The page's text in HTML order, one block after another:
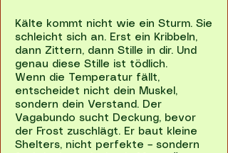
Kälte kommt nicht wie ein Sturm. Sie
schleicht sich an. Erst ein Kribbeln,
dann Zittern, dann Stille in dir. Und
genau diese Stille ist tödlich.
Wenn die Temperatur fällt,
entscheidet nicht dein Muskel,
sondern dein Verstand. Der
Vagabundo sucht Deckung, bevor
der Frost zuschlägt. Er baut kleine
Shelters, nicht perfekte – sondern